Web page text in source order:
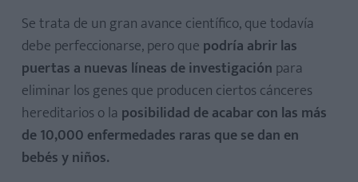
Se trata de un gran avance científico, que todavía
debe perfeccionarse, pero que podría abrir las
puertas a nuevas líneas de investigación para
eliminar los genes que producen ciertos cánceres
hereditarios o la posibilidad de acabar con las más
de 10,000 enfermedades raras que se dan en
bebés y niños.